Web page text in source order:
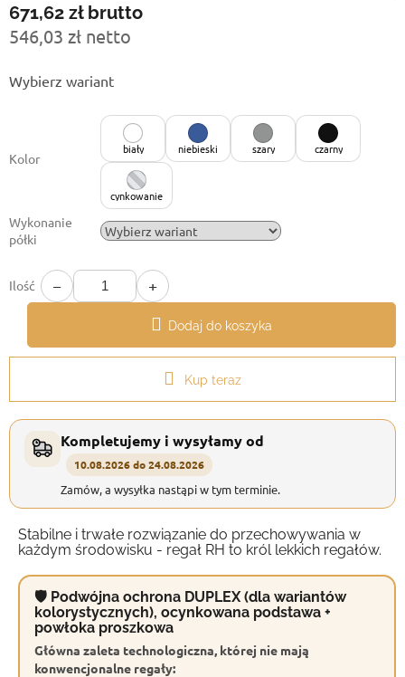
671,62 złbrutto
546,03 zł netto
jednostkowa:
Wybierz wariant
Kolor
biały niebieski szary czarny
cynkowanie
Wykonanie
półki
Ilość − +
Dodaj do koszyka
Kup teraz
Kompletujemy i wysyłamy od
10.08.2026 do 24.08.2026
Zamów, a wysyłka nastąpi w tym terminie.
Stabilne i trwałe rozwiązanie do przechowywania w
każdym środowisku - regał RH to król lekkich regałów.
🛡 Podwójna ochrona DUPLEX (dla wariantów
kolorystycznych), ocynkowana podstawa +
powłoka proszkowa
Główna zaleta technologiczna, której nie mają
konwencjonalne regały: